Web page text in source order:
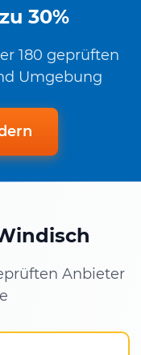
30%
180 geprüften
Umgebung
Anbieter